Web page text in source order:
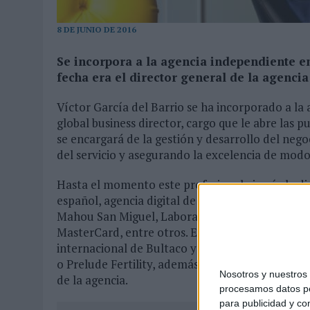
Nosotros y nuestros
procesamos datos
para publicidad y
03/08/2026
MOVISTAR APELA A LA ILUSIÓN DE LAS AFICIONES PARA
06/08/2026
8 DE JUNIO DE 2016
Se incorpora a la agencia independiente
fecha era el director general de la
Víctor García del Barrio se ha incorporado a la
global business director, cargo que le abre las
se encargará de la gestión y desarrollo del
del servicio y asegurando la excelencia de
Hasta el momento este profesional ejercía la
español, agencia digital de la red de
Mahou San Miguel, Laboratorios Esteve, Avon,
MasterCard, entre otros. En September
internacional de Bultaco y de las de otros
o Prelude Fertility, además de las nuevas
de la agencia.